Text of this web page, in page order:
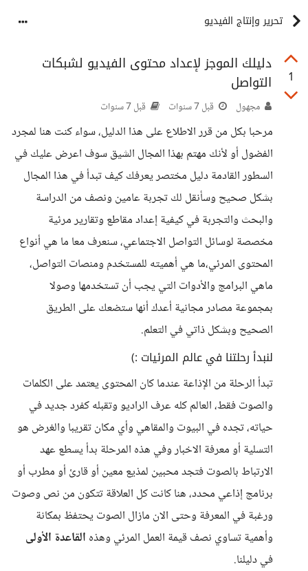
تحرير وإنتاج الفيديو
1
دليلك الموجز لإعداد محتوى الفيديو لشبكات
التواصل
مجهول قبل 7 سنوات قبل 7 سنوات
مرحبا بكل من قرر الاطلاع على هذا الدليل، سواء كنت هنا لمجرد
الفضول أو لأنك مهتم بهذا المجال الشيق سوف اعرض عليك في
السطور القادمة دليل مختصر يعرفك كيف تبدأ في هذا المجال
بشكل صحيح وسأنقل لك تجربة عامين ونصف من الدراسة
والبحث والتجربة في كيفية إعداد مقاطع وتقارير مرئية
مخصصة لوسائل التواصل الاجتماعي، سنعرف معا ما هي أنواع
المحتوى المرئي،ما هي أهميته للمستخدم ومنصات التواصل،
ماهي البرامج والأدوات التي يجب أن تستخدمها وصولا
بمجموعة مصادر مجانية أعدك أنها ستضعك على الطريق
الصحيح وبشكل ذاتي في التعلم.
لنبدأ رحلتنا في عالم المرئيات :)
تبدأ الرحلة من الإذاعة عندما كان المحتوى يعتمد على الكلمات
والصوت فقط، العالم كله عرف الراديو وتقبله كفرد جديد في
حياته، تجده في البيوت والمقاهي وأي مكان تقريبا والغرض هو
التسلية أو معرفة الاخبار وفي هذه المرحلة بدأ يسطع عهد
الارتباط بالصوت فتجد محبين لمذيع معين أو قارئ أو مطرب أو
برنامج إذاعي محدد، هنا كانت كل العلاقة تتكون من نص وصوت
ورغبة في المعرفة وحتى الان مازال الصوت يحتفظ بمكانة
وأهمية تساوي نصف قيمة العمل المرئي وهذه القاعدة الأولى
في دليلنا.